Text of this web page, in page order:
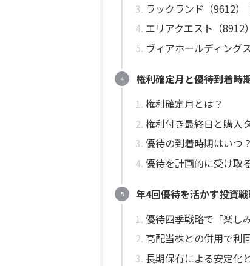
ラックランド（9612
エリアクエスト（8912
ヴィアホールディング
権利確定月と優待到着時
権利確定月とは？
権利付き最終日と購入
優待の到着時期はいつ？
優待を計画的に受け取
年4回優待を活かす投資戦
優待四季戦略で「楽し
高配当株との併用で利
長期保有による安定化